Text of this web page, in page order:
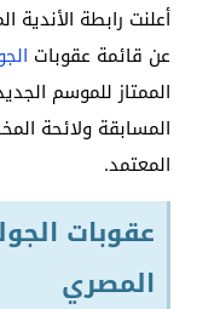
أعلنت رابطة الأندية
عن قائمة عقوبات
المسابقة ولائحة
المعتمد.
عقوبات
المصري